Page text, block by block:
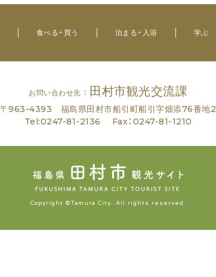
食べる・買う 泊まる・入浴 学ぶ
お問い合わせ先 ： 田村市観光交流課
〒963-4393 福島県田村市船引町船引字畑添76番地2
Tel:0247-81-2136 Fax：0247-81-1210
Copyright ©Tamura City. All rights reserved.